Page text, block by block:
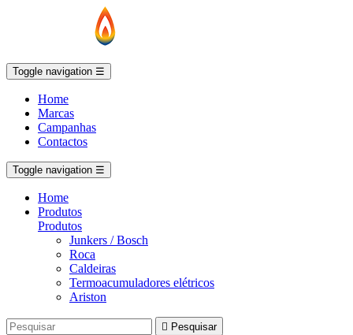
Toggle navigation ☰
Home
Marcas
Campanhas
Contactos
Toggle navigation ☰
Home
Produtos
Produtos
Junkers / Bosch
Roca
Caldeiras
Termoacumuladores elétricos
Ariston
 Pesquisar